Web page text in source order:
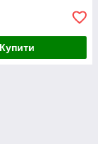
Купити